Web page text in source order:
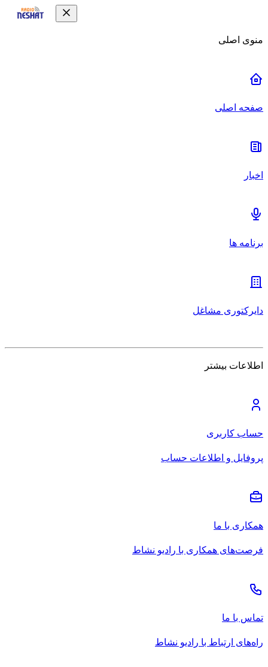
منوی اصلی
صفحه اصلی
اخبار
برنامه ها
دایرکتوری مشاغل
اطلاعات بیشتر
حساب کاربری
پروفایل و اطلاعات حساب
همکاری با ما
فرصت‌های همکاری با رادیو نشاط
تماس با ما
راه‌های ارتباط با رادیو نشاط